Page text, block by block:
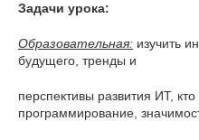
Задачи урока:
Образовательная: изучить
будущего, тренды и
перспективы развития ИТ,
программирование,